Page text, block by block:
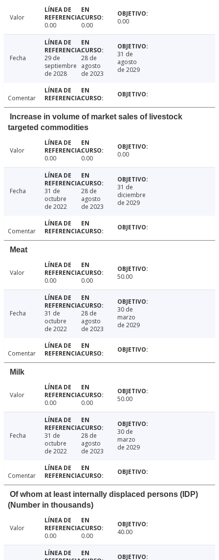
Valor
0.00
0.00 0.00
Fecha
29 de
septiembre
de 2028
28 de
agosto
de 2023
31 de
agosto
de 2029
Comentar
Increase in volume of market sales of livestock
targeted commodities
Valor
0.00
0.00 0.00
Fecha
31 de
octubre
de 2022
28 de
agosto
de 2023
31 de
diciembre
de 2029
Comentar
Meat
Valor
0.00
0.00 50.00
Fecha
31 de
octubre
de 2022
28 de
agosto
de 2023
30 de
marzo
de 2029
Comentar
Milk
Valor
0.00
0.00 50.00
Fecha
31 de
octubre
de 2022
28 de
agosto
de 2023
30 de
marzo
de 2029
Comentar
Of whom at least internally displaced persons (IDP)
(Number in thousands)
Valor
0.00
0.00 40.00